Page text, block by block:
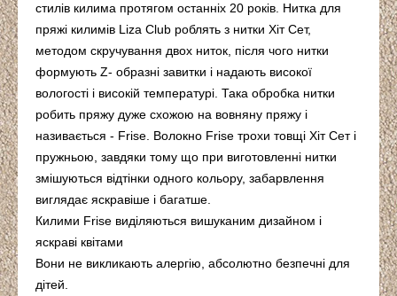
стилів килима протягом останніх 20 років. Нитка для
пряжі килимів Liza Club роблять з нитки Хіт Сет,
методом скручування двох ниток, після чого нитки
формують Z- образні завитки і надають високої
вологості і високій температурі. Така обробка нитки
робить пряжу дуже схожою на вовняну пряжу і
називається - Frise. Волокно Frise трохи товщі Хіт Сет і
пружньою, завдяки тому що при виготовленні нитки
змішуються відтінки одного кольору, забарвлення
виглядає яскравіше і багатше.
Килими Frise виділяються вишуканим дизайном і
яскраві квітами
Вони не викликають алергію, абсолютно безпечні для
дітей.